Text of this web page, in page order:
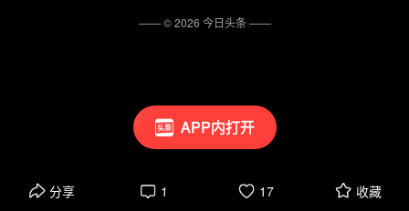
APP内打开
分享 1 17 收藏
—— ©2026 今日头条——